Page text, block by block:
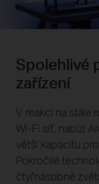
Spolehlivé
zařízení
V reakci na stále
Wi-Fi síť, nabízí
větší kapacitu
Pokročilé
čtyřnásobně